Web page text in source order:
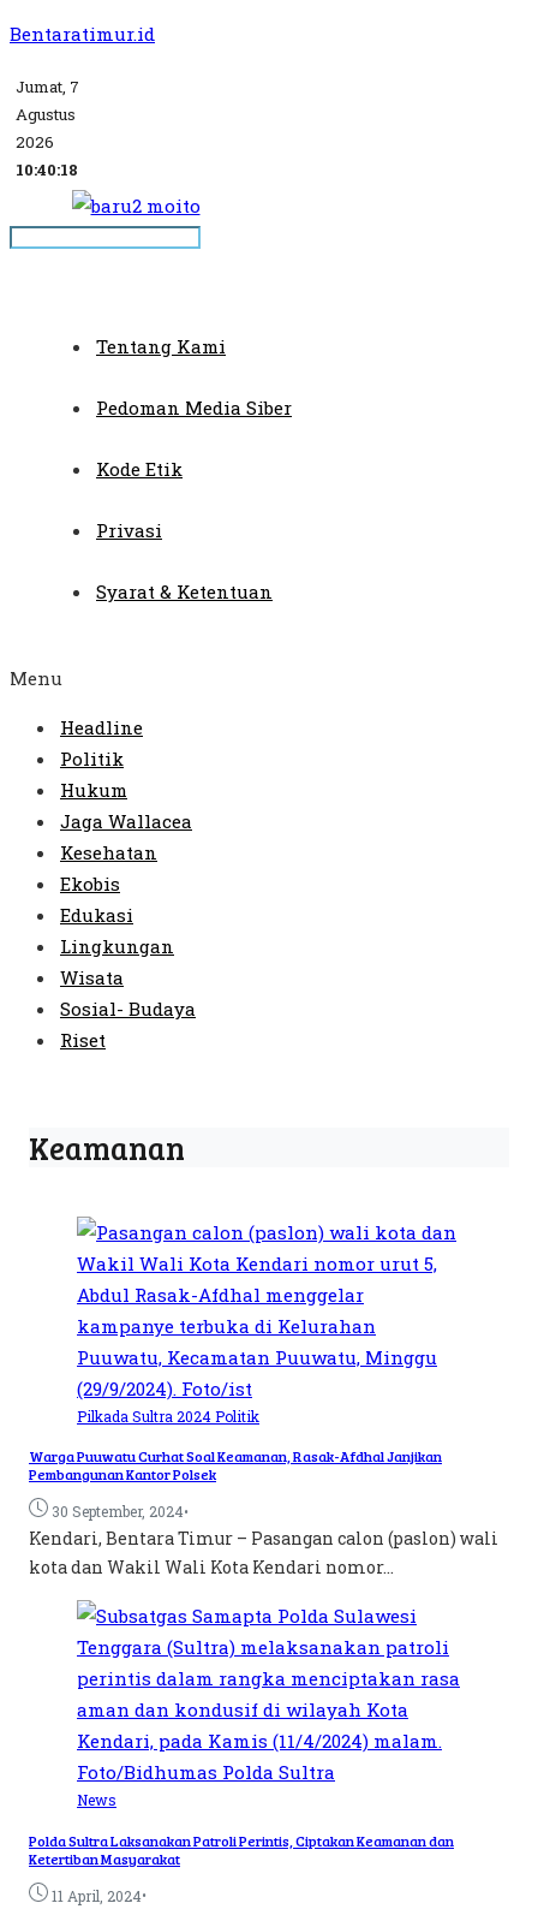
Bentaratimur.id
Jumat, 7
Agustus
2026
10:40:18
Tentang Kami
Pedoman Media Siber
Kode Etik
Privasi
Syarat & Ketentuan
Menu
Headline
Politik
Hukum
Jaga Wallacea
Kesehatan
Ekobis
Edukasi
Lingkungan
Wisata
Sosial- Budaya
Riset
Keamanan
Pilkada Sultra 2024Politik
Warga Puuwatu Curhat Soal Keamanan, Rasak-Afdhal Janjikan
Pembangunan Kantor Polsek
30 September, 2024•
Kendari, Bentara Timur – Pasangan calon (paslon) wali
kota dan Wakil Wali Kota Kendari nomor...
News
Polda Sultra Laksanakan Patroli Perintis, Ciptakan Keamanan dan
Ketertiban Masyarakat
11 April, 2024•